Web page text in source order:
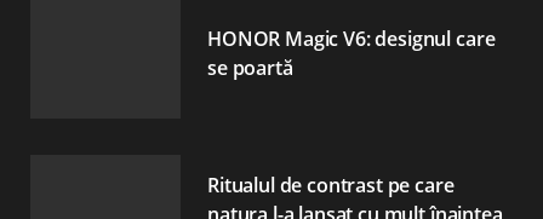
HONOR Magic V6: designul care
se poartă
Ritualul de contrast pe care